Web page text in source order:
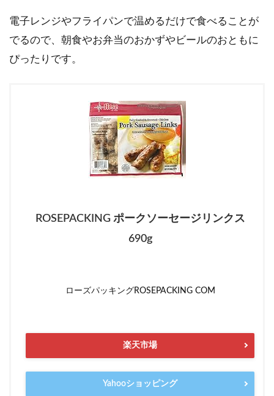
電子レンジやフライパンで温めるだけで食べることが
でるので、朝食やお弁当のおかずやビールのおともに
ぴったりです。
ROSEPACKING ポークソーセージリンクス
690g
ローズパッキングROSEPACKING COM
楽天市場
Yahooショッピング